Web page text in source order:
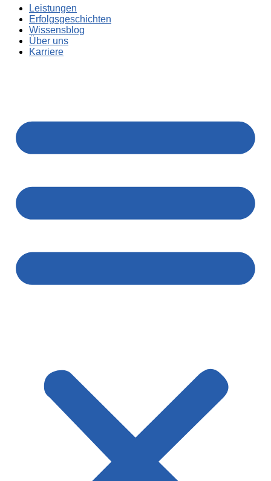
Leistungen
Erfolgsgeschichten
Wissensblog
Über uns
Karriere